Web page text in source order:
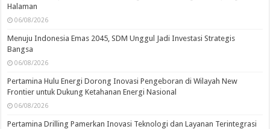
Halaman
06/08/2026
Menuju Indonesia Emas 2045, SDM Unggul Jadi Investasi Strategis
Bangsa
06/08/2026
Pertamina Hulu Energi Dorong Inovasi Pengeboran di Wilayah New
Frontier untuk Dukung Ketahanan Energi Nasional
06/08/2026
Pertamina Drilling Pamerkan Inovasi Teknologi dan Layanan Terintegrasi